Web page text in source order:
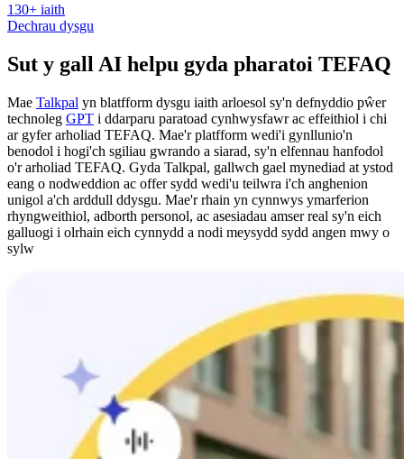
130+ iaith
Dechrau dysgu
Sut y gall AI helpu gyda pharatoi TEFAQ
Mae Talkpal yn blatfform dysgu iaith arloesol sy'n defnyddio pŵer
technoleg GPT i ddarparu paratoad cynhwysfawr ac effeithiol i chi
ar gyfer arholiad TEFAQ. Mae'r platfform wedi'i gynllunio'n
benodol i hogi'ch sgiliau gwrando a siarad, sy'n elfennau hanfodol
o'r arholiad TEFAQ. Gyda Talkpal, gallwch gael mynediad at ystod
eang o nodweddion ac offer sydd wedi'u teilwra i'ch anghenion
unigol a'ch arddull ddysgu. Mae'r rhain yn cynnwys ymarferion
rhyngweithiol, adborth personol, ac asesiadau amser real sy'n eich
galluogi i olrhain eich cynnydd a nodi meysydd sydd angen mwy o
sylw